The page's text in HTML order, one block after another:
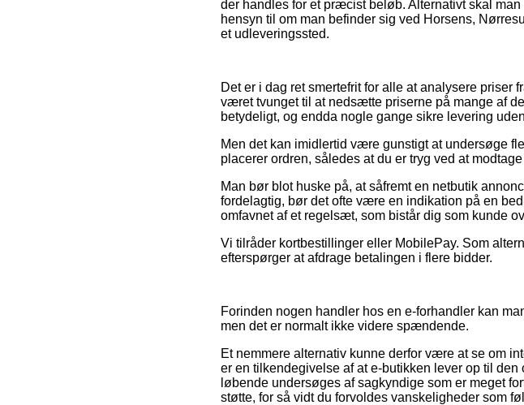
der handles for et præcist beløb. Alternativt skal
hensyn til om man befinder sig ved Horsens,
et udleveringssted.
Det er i dag ret smertefrit for alle at analysere
været tvunget til at nedsætte priserne på mange af
betydeligt, og endda nogle gange sikre levering
Men det kan imidlertid være gunstigt at undersøge
placerer ordren, således at du er tryg ved at
Man bør blot huske på, at såfremt en netbutik
fordelagtig, bør det ofte være en indikation på en
omfavnet af et regelsæt, som bistår dig som kunde
Vi tilråder kortbestillinger eller MobilePay. Som
efterspørger at afdrage betalingen i flere bidder.
Forinden nogen handler hos en e-forhandler kan
men det er normalt ikke videre spændende.
Et nemmere alternativ kunne derfor være at se om
er en tilkendegivelse af at e-butikken lever op til
løbende undersøges af sagkyndige som er meget
støtte, for så vidt du forvoldes vanskeligheder som